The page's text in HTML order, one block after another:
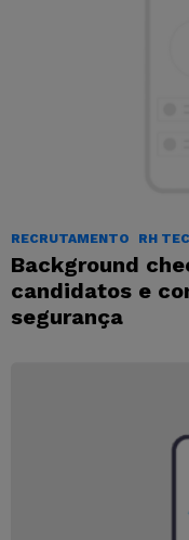
RECRUTAMENTO RH
Background
candidatos e
segurança